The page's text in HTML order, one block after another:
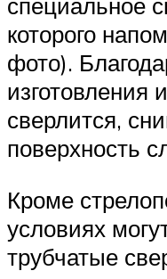
которого
фото).
сверлится,
поверхность
Кроме
условиях
трубчатые